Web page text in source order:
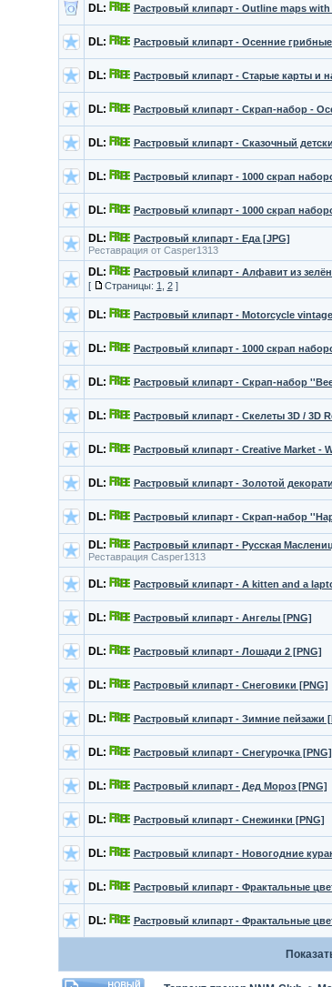
DL: Растровый клипарт - Outline maps
DL: Растровый клипарт - Осенние
DL: Растровый клипарт - Старые карты и
DL: Растровый клипарт - Скрап-набор -
DL: Растровый клипарт - Сказочный
DL: Растровый клипарт - 1000 скрап
DL: Растровый клипарт - 1000 скрап
DL:
Растровый клипарт - Еда [JPG]
Реставрация от Casper1313
DL:
Растровый клипарт - Алфавит из
[
Страницы: 1 2]
DL: Растровый клипарт - Motorcycle
DL: Растровый клипарт - 1000 скрап
DL: Растровый клипарт - Скрап-набор
DL: Растровый клипарт - Скелеты 3D / 3D
DL: Растровый клипарт - Creative Market -
DL: Растровый клипарт - Золотой
DL: Растровый клипарт - Скрап-набор
DL:
Растровый клипарт - Русская
Реставрация Casper1313
DL: Растровый клипарт - A kitten and a
DL: Растровый клипарт - Ангелы [PNG]
DL: Растровый клипарт - Лошади 2 [PNG]
DL: Растровый клипарт - Снеговики [PNG]
DL: Растровый клипарт - Зимние пейзажи
DL: Растровый клипарт - Снегурочка [PNG]
DL: Растровый клипарт - Дед Мороз [PNG]
DL: Растровый клипарт - Снежинки [PNG]
DL: Растровый клипарт - Новогодние
DL: Растровый клипарт - Фрактальные
DL: Растровый клипарт - Фрактальные